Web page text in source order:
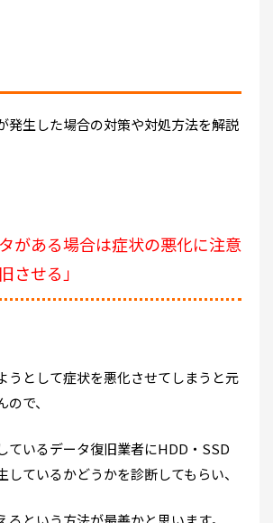
発生した場合の対策や対処方法を解説
がある場合は症状の悪化に注意
させる」
うとして症状を悪化させてしまうと元
で、
ているデータ復旧業者にHDD・SSD
しているかどうかを診断してもらい、